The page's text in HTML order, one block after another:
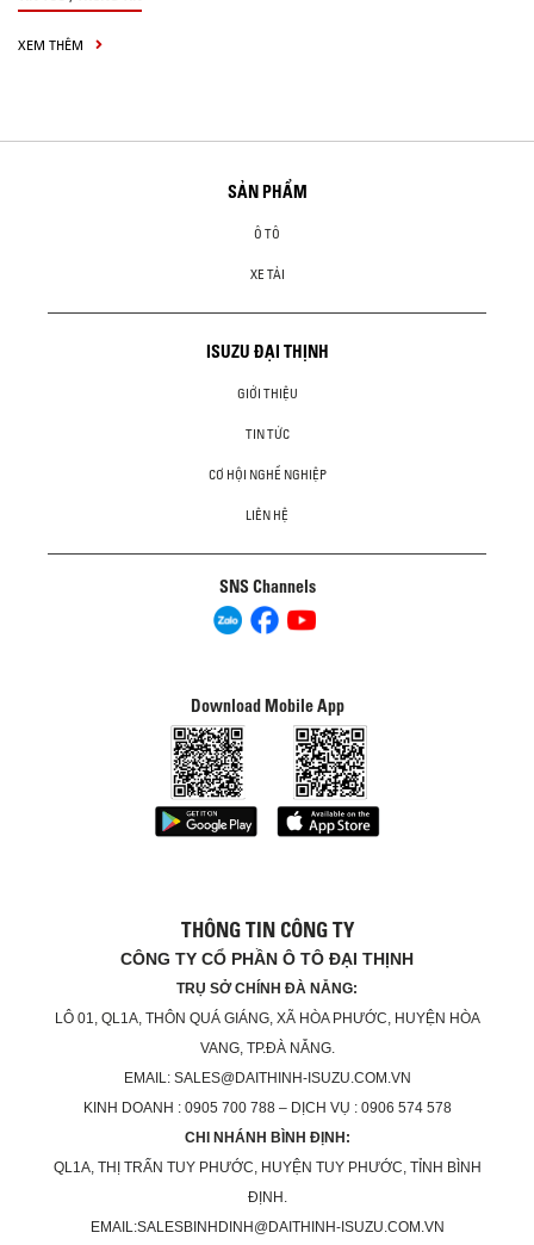
XEM THÊM
SẢN PHẨM
Ô TÔ
XE TẢI
ISUZU ĐẠI THỊNH
GIỚI THIỆU
TIN TỨC
CƠ HỘI NGHỀ NGHIỆP
LIÊN HỆ
SNS Channels
Download Mobile App
THÔNG TIN CÔNG TY
CÔNG TY CỔ PHẦN Ô TÔ ĐẠI THỊNH
TRỤ SỞ CHÍNH ĐÀ NẴNG:
LÔ 01, QL1A, THÔN QUÁ GIÁNG, XÃ HÒA PHƯỚC, HUYỆN HÒA
VANG, TP.ĐÀ NẴNG.
EMAIL: SALES@DAITHINH-ISUZU.COM.VN
KINH DOANH : 0905 700 788 – DỊCH VỤ : 0906 574 578
CHI NHÁNH BÌNH ĐỊNH:
QL1A, THỊ TRẤN TUY PHƯỚC, HUYỆN TUY PHƯỚC, TỈNH BÌNH
ĐỊNH.
EMAIL:SALESBINHDINH@DAITHINH-ISUZU.COM.VN